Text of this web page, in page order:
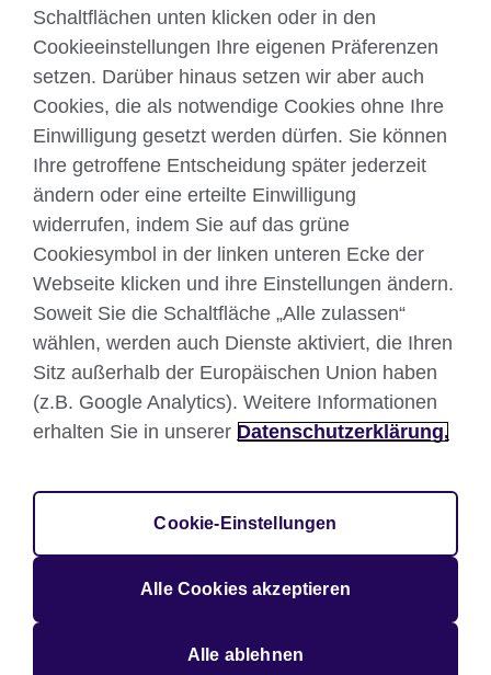
Kontakt
Facebook Twitter
TikTok
British Council global
Datenschutzerklärung
Nutzungsbedingungen
Your comments and complaints
Cookies
© 2026 British Council
Großbritanniens internationale Organisation für
Wohltätigkeitsorganisation: 209131 (England und Wales)
SC037733 (Schottland).
Schaltflächen unten klicken oder in den
Cookieeinstellungen Ihre eigenen Präferenzen
setzen. Darüber hinaus setzen wir aber auch
Cookies, die als notwendige Cookies ohne Ihre
Einwilligung gesetzt werden dürfen. Sie können
Ihre getroffene Entscheidung später jederzeit
ändern oder eine erteilte Einwilligung
widerrufen, indem Sie auf das grüne
Cookiesymbol in der linken unteren Ecke der
Webseite klicken und ihre Einstellungen ändern.
Soweit Sie die Schaltfläche „Alle zulassen“
wählen, werden auch Dienste aktiviert, die Ihren
Sitz außerhalb der Europäischen Union haben
(z.B. Google Analytics). Weitere Informationen
erhalten Sie in unserer Datenschutzerklärung.
Cookie-Einstellungen
Alle ablehnen
Alle Cookies akzeptieren